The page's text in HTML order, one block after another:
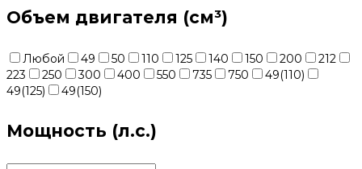
Объем двигателя (см³)
Любой 49 50 110 125 140 150 200
212
223
250 300 400 550 735 750
49(110)
49(125)
49(150)
Мощность (л.с.)